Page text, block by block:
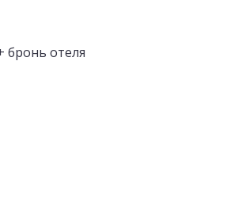
бронь отеля